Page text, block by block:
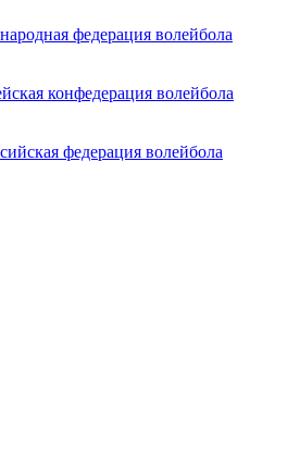
федерация волейбола
конфедерация волейбола
федерация волейбола